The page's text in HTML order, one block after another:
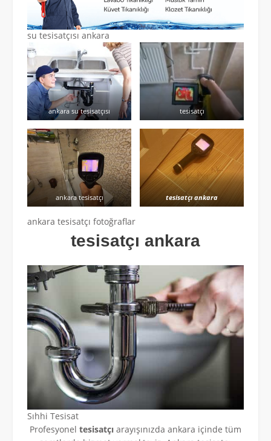
su tesisatçısı ankara
ankara su tesisatçısı tesisatçı
ankara tesisatçı tesisatçı ankara
ankara tesisatçı fotoğraflar
tesisatçı ankara
Sıhhi Tesisat
Profesyonel tesisatçı arayışınızda ankara içinde tüm